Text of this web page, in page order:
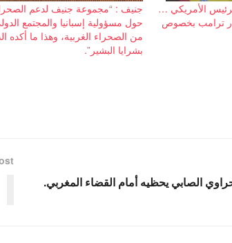
الأمريكي …
ترامب بخصوص
جنيف : “مجموعة جنيف لدعم
حول مسؤولية إسبانيا والمجتمع
من الصحراء الغربية، وهذا ما أكده
بشرايا البشير”.
الصابي يحظيه أمام القضاء المغربي.